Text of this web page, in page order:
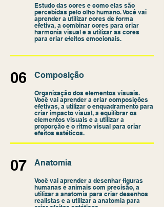
Estudo das cores e como elas são
percebidas pelo olho humano. Você vai
aprender a utilizar cores de forma
efetiva, a combinar cores para criar
harmonia visual e a utilizar as cores
para criar efeitos emocionais.
06 Composição
Organização dos elementos visuais.
Você vai aprender a criar composições
efetivas, a utilizar o enquadramento para
criar impacto visual, a equilibrar os
elementos visuais e a utilizar a
proporção e o ritmo visual para criar
efeitos estéticos.
07 Anatomia
Você vai aprender a desenhar figuras
humanas e animais com precisão, a
utilizar a anatomia para criar desenhos
realistas e a utilizar a anatomia para